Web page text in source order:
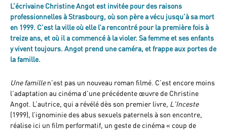
L’écrivaine Christine Angot est invitée pour des raisons
professionnelles à Strasbourg, où son père a vécu jusqu’à sa mort
en 1999. C’est la ville où elle l’a rencontré pour la première fois à
treize ans, et où il a commencé à la violer. Sa femme et ses enfants
y vivent toujours. Angot prend une caméra, et frappe aux portes de
la famille.
Une famillen'est pas un nouveau roman filmé. C’est encore moins
l'adaptation au cinéma d’une précédente œuvre de Christine
Angot. L’autrice, qui a révélé dès son premier livre, L'Inceste
(1999), l’ignominie des abus sexuels paternels à son encontre,
réalise ici un film performatif, un geste de cinéma « coup de